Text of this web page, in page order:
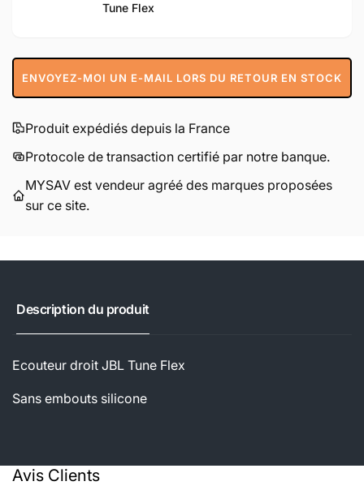
Tune Flex
ENVOYEZ-MOI UN E-MAIL LORS DU RETOUR EN STOCK
Produit expédiés depuis la France
Protocole de transaction certifié par notre banque.
MYSAV est vendeur agréé des marques proposées
sur ce site.
Description du produit
Ecouteur droit JBL Tune Flex
Sans embouts silicone
Avis Clients